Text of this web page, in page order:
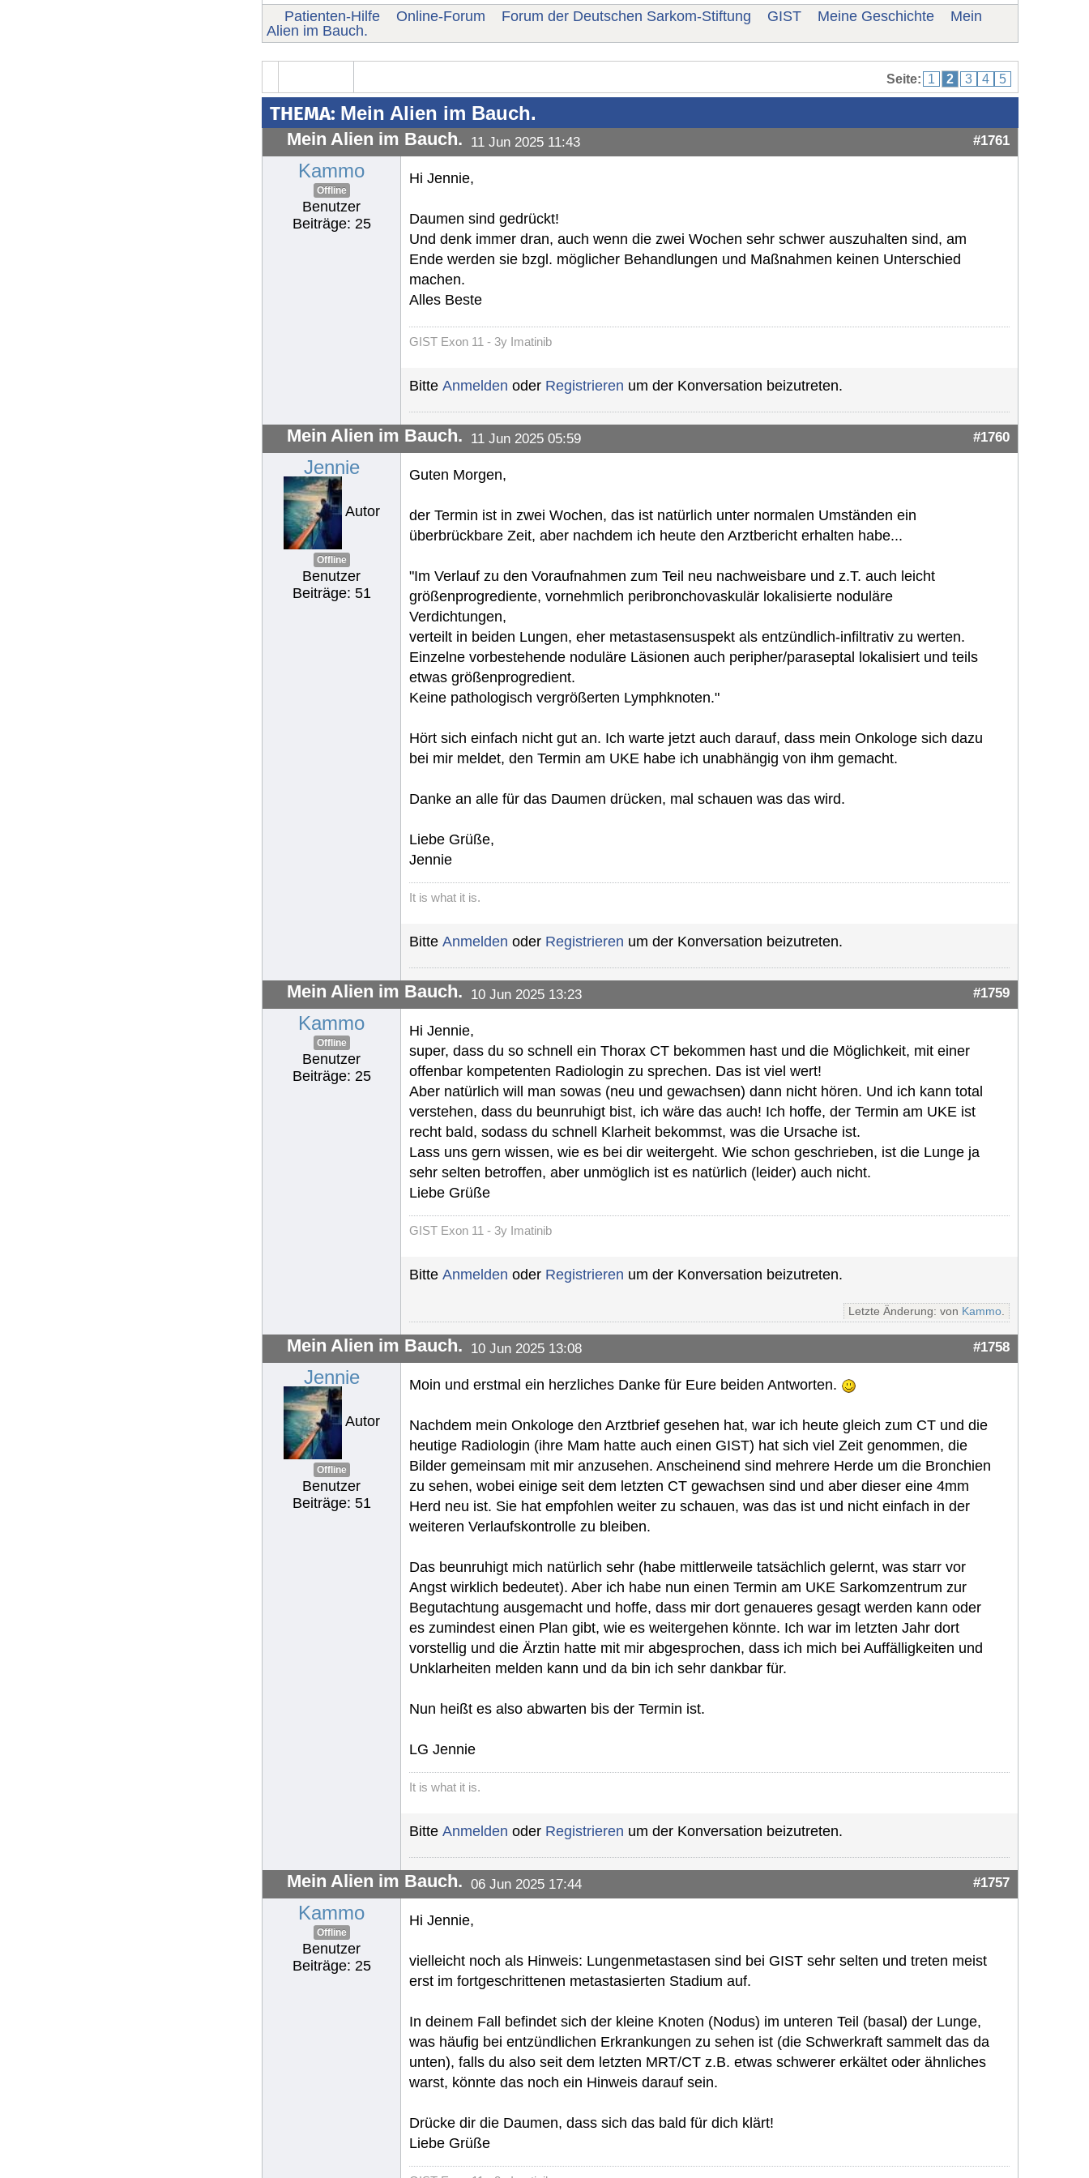
Patienten-Hilfe Online-Forum Forum der Deutschen Sarkom-Stiftung GIST Meine Geschichte
Mein
Alien im Bauch.
Seite: 1 2 3 4 5
THEMA: Mein Alien im Bauch.
Mein Alien im Bauch. 11 Jun 2025 11:43 #1761
Kammo
Offline
Benutzer
Beiträge: 25
Hi Jennie,
Daumen sind gedrückt!
Und denk immer dran, auch wenn die zwei Wochen sehr schwer auszuhalten sind, am
Ende werden sie bzgl. möglicher Behandlungen und Maßnahmen keinen Unterschied
machen.
Alles Beste
GIST Exon 11 - 3y Imatinib
Bitte Anmelden oder Registrieren um der Konversation beizutreten.
Mein Alien im Bauch. 11 Jun 2025 05:59 #1760
Jennie
Autor
Offline
Benutzer
Beiträge: 51
Guten Morgen,
der Termin ist in zwei Wochen, das ist natürlich unter normalen Umständen ein
überbrückbare Zeit, aber nachdem ich heute den Arztbericht erhalten habe...
"Im Verlauf zu den Voraufnahmen zum Teil neu nachweisbare und z.T. auch leicht
größenprogrediente, vornehmlich peribronchovaskulär lokalisierte noduläre
Verdichtungen,
verteilt in beiden Lungen, eher metastasensuspekt als entzündlich-infiltrativ zu werten.
Einzelne vorbestehende noduläre Läsionen auch peripher/paraseptal lokalisiert und teils
etwas größenprogredient.
Keine pathologisch vergrößerten Lymphknoten."
Hört sich einfach nicht gut an. Ich warte jetzt auch darauf, dass mein Onkologe sich dazu
bei mir meldet, den Termin am UKE habe ich unabhängig von ihm gemacht.
Danke an alle für das Daumen drücken, mal schauen was das wird.
Liebe Grüße,
Jennie
It is what it is.
Bitte Anmelden oder Registrieren um der Konversation beizutreten.
Mein Alien im Bauch. 10 Jun 2025 13:23 #1759
Kammo
Offline
Benutzer
Beiträge: 25
Hi Jennie,
super, dass du so schnell ein Thorax CT bekommen hast und die Möglichkeit, mit einer
offenbar kompetenten Radiologin zu sprechen. Das ist viel wert!
Aber natürlich will man sowas (neu und gewachsen) dann nicht hören. Und ich kann total
verstehen, dass du beunruhigt bist, ich wäre das auch! Ich hoffe, der Termin am UKE ist
recht bald, sodass du schnell Klarheit bekommst, was die Ursache ist.
Lass uns gern wissen, wie es bei dir weitergeht. Wie schon geschrieben, ist die Lunge ja
sehr selten betroffen, aber unmöglich ist es natürlich (leider) auch nicht.
Liebe Grüße
GIST Exon 11 - 3y Imatinib
Bitte Anmelden oder Registrieren um der Konversation beizutreten.
Letzte Änderung: von Kammo.
Mein Alien im Bauch. 10 Jun 2025 13:08 #1758
Jennie
Autor
Offline
Benutzer
Beiträge: 51
Moin und erstmal ein herzliches Danke für Eure beiden Antworten.
Nachdem mein Onkologe den Arztbrief gesehen hat, war ich heute gleich zum CT und die
heutige Radiologin (ihre Mam hatte auch einen GIST) hat sich viel Zeit genommen, die
Bilder gemeinsam mit mir anzusehen. Anscheinend sind mehrere Herde um die Bronchien
zu sehen, wobei einige seit dem letzten CT gewachsen sind und aber dieser eine 4mm
Herd neu ist. Sie hat empfohlen weiter zu schauen, was das ist und nicht einfach in der
weiteren Verlaufskontrolle zu bleiben.
Das beunruhigt mich natürlich sehr (habe mittlerweile tatsächlich gelernt, was starr vor
Angst wirklich bedeutet). Aber ich habe nun einen Termin am UKE Sarkomzentrum zur
Begutachtung ausgemacht und hoffe, dass mir dort genaueres gesagt werden kann oder
es zumindest einen Plan gibt, wie es weitergehen könnte. Ich war im letzten Jahr dort
vorstellig und die Ärztin hatte mit mir abgesprochen, dass ich mich bei Auffälligkeiten und
Unklarheiten melden kann und da bin ich sehr dankbar für.
Nun heißt es also abwarten bis der Termin ist.
LG Jennie
It is what it is.
Bitte Anmelden oder Registrieren um der Konversation beizutreten.
Mein Alien im Bauch. 06 Jun 2025 17:44 #1757
Kammo
Offline
Benutzer
Beiträge: 25
Hi Jennie,
vielleicht noch als Hinweis: Lungenmetastasen sind bei GIST sehr selten und treten meist
erst im fortgeschrittenen metastasierten Stadium auf.
In deinem Fall befindet sich der kleine Knoten (Nodus) im unteren Teil (basal) der Lunge,
was häufig bei entzündlichen Erkrankungen zu sehen ist (die Schwerkraft sammelt das da
unten), falls du also seit dem letzten MRT/CT z.B. etwas schwerer erkältet oder ähnliches
warst, könnte das noch ein Hinweis darauf sein.
Drücke dir die Daumen, dass sich das bald für dich klärt!
Liebe Grüße